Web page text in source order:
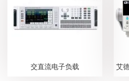
交直流电子负载